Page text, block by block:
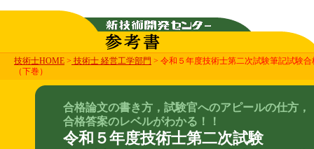
技術士HOME > 技術士 経営工学部門 > 令和５年度技術士第二次試験筆記試験
（下巻）
合格論文の書き方，試験官へのアピールの仕方，
合格答案のレベルがわかる！！
令和５年度技術士第二次試験